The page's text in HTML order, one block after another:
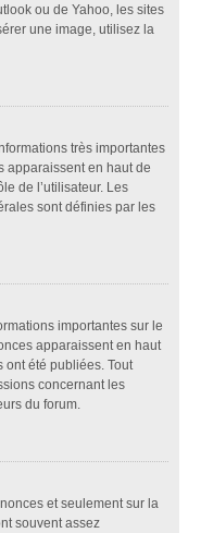
ou de Yahoo, les sites
une image, utilisez la
très importantes
apparaissent en haut de
de l’utilisateur. Les
sont définies par les
importantes sur le
apparaissent en haut
été publiées. Tout
concernant les
du forum.
et seulement sur la
souvent assez